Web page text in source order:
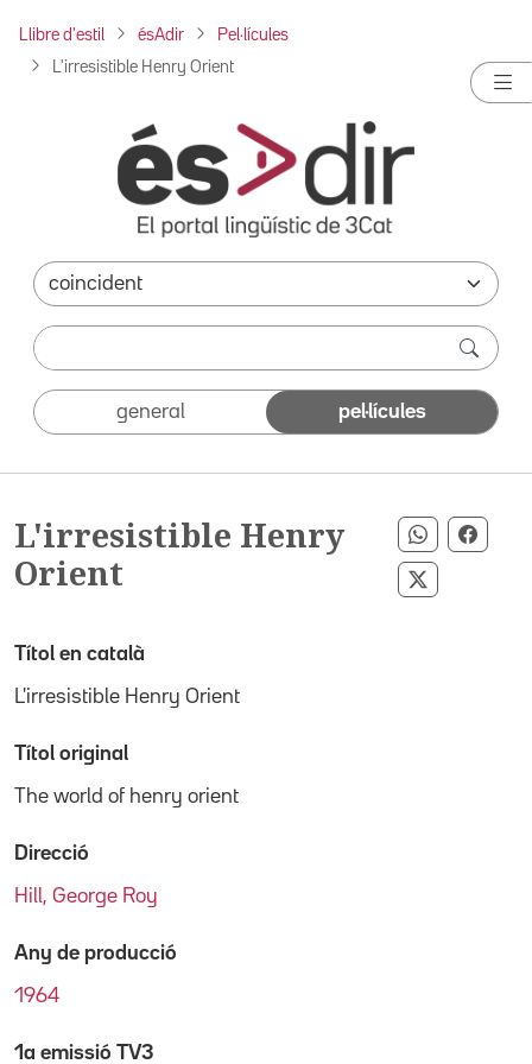
Llibre d'estil ésAdir Pel·lícules
L'irresistible Henry Orient
general pel·lícules
L'irresistible Henry
Orient
Compartir
Compartir
Títol en català
L'irresistible Henry Orient
Títol original
The world of henry orient
Direcció
Hill, George Roy
Any de producció
1964
1a emissió TV3